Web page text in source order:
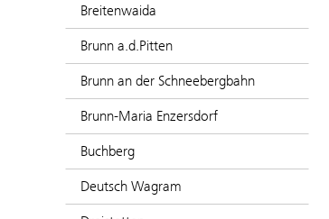
Breitenwaida
Brunn a.d.Pitten
Brunn an der Schneebergbahn
Brunn-Maria Enzersdorf
Buchberg
Deutsch Wagram